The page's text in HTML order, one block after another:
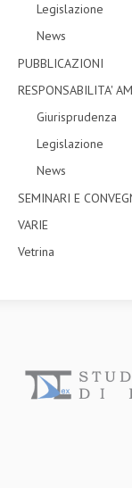
Legislazione
News
PUBBLICAZIONI
RESPONSABILITA'
Giurisprudenza
Legislazione
News
SEMINARI E
VARIE
Vetrina